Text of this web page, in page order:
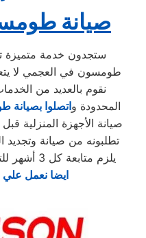
صيانة
ستجدون خدمة متميزة
طومسون في العجمي لا
نقوم بالعديد من
المحدودة واتصلوا بصيانة
صيانة الأجهزة المنزلية
تطلبونه من صيانة وتجديد
يلزم متابعة كل 3 أشهر للتأكد من أن الجهاز في حالة جيدة
ايضا نعمل